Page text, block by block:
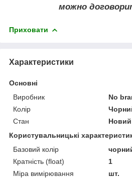
можно
Приховати
Характеристики
Основні
Виробник
No
Колір
Стан
Новий
Користувальницькі
Базовий колір
Кратність (float)
1
Міра вимірювання
шт.